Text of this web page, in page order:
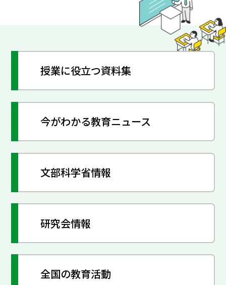
授業に役立つ資料集
今がわかる教育ニュース
文部科学省情報
研究会情報
全国の教育活動